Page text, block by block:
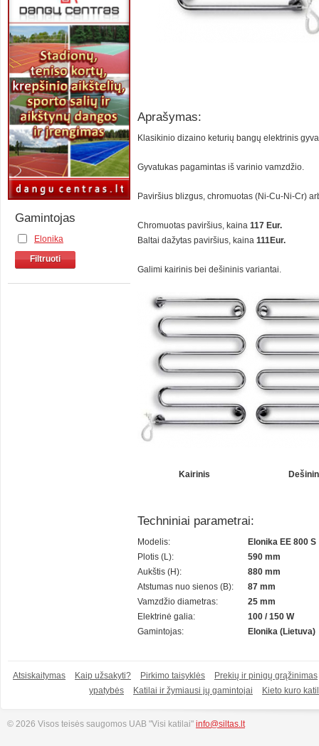
Gamintojas
Elonika
Filtruoti
Aprašymas:
Klasikinio dizaino keturių bangų elektrinis
Gyvatukas pagamintas iš varinio vamzdžio.
Paviršius blizgus, chromuotas (Ni-Cu-Ni-Cr)
Chromuotas paviršius, kaina 117 Eur.
Baltai dažytas paviršius, kaina 111Eur.
Galimi kairinis bei dešininis variantai.
Kairinis
Techniniai parametrai:
Modelis:
Elonika EE 800 S
Plotis (L):
590 mm
Aukštis (H):
880 mm
Atstumas nuo sienos (B):
87 mm
Vamzdžio diametras:
25 mm
Elektrinė galia:
100 / 150 W
Gamintojas:
Elonika (Lietuva)
Atsiskaitymas Kaip užsakyti? Pirkimo taisyklės
Prekių ir pinigų grąžinimas
ypatybės
Katilai ir žymiausi jų gamintojai Kieto kuro
© 2026 Visos teisės saugomos UAB "Visi katilai" info@siltas.lt